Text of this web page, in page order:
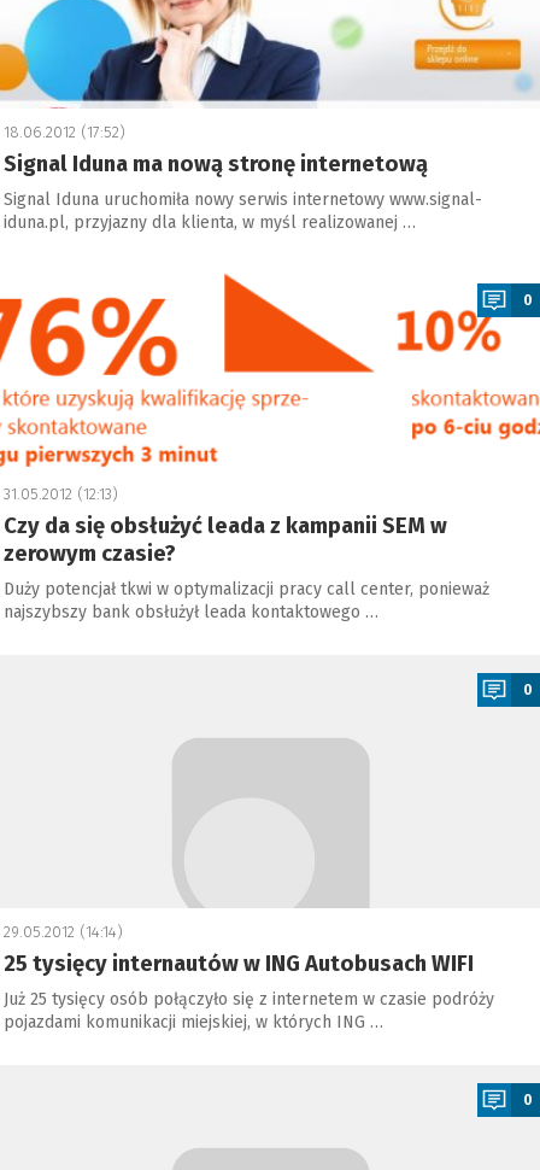
18.06.2012 (17:52)
Signal Iduna ma nową stronę internetową
Signal Iduna uruchomiła nowy serwis internetowy www.signal-
iduna.pl, przyjazny dla klienta, w myśl realizowanej …
0
31.05.2012 (12:13)
Czy da się obsłużyć leada z kampanii SEM w
zerowym czasie?
Duży potencjał tkwi w optymalizacji pracy call center, ponieważ
najszybszy bank obsłużył leada kontaktowego …
0
29.05.2012 (14:14)
25 tysięcy internautów w ING Autobusach WIFI
Już 25 tysięcy osób połączyło się z internetem w czasie podróży
pojazdami komunikacji miejskiej, w których ING …
0